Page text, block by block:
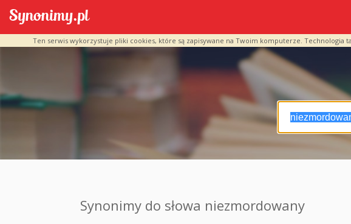
Ten serwis wykorzystuje pliki cookies, które są zapisywane na Twoim komputerze.
Synonimy do słowa niezmordowany